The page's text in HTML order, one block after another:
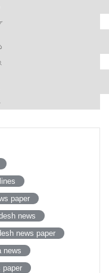
paper
news
news paper
news
paper